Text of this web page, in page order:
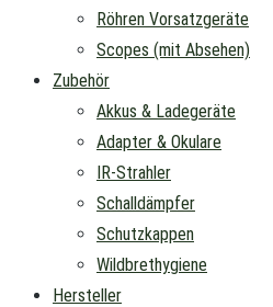
Röhren Vorsatzgeräte
Scopes (mit Absehen)
Zubehör
Akkus & Ladegeräte
Adapter & Okulare
IR-Strahler
Schalldämpfer
Schutzkappen
Wildbrethygiene
Hersteller